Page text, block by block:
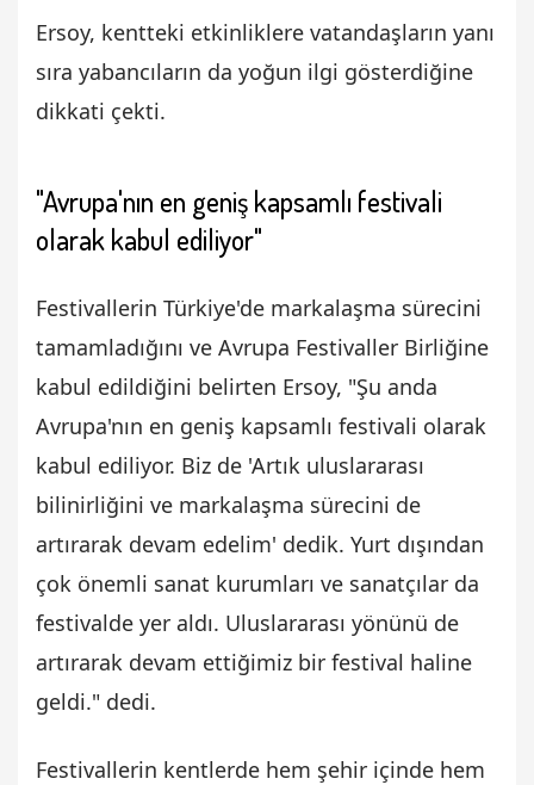
Ersoy, kentteki etkinliklere vatandaşların yanı
sıra yabancıların da yoğun ilgi gösterdiğine
dikkati çekti.
"Avrupa'nın en geniş kapsamlı festivali
olarak kabul ediliyor"
Festivallerin Türkiye'de markalaşma sürecini
tamamladığını ve Avrupa Festivaller Birliğine
kabul edildiğini belirten Ersoy, "Şu anda
Avrupa'nın en geniş kapsamlı festivali olarak
kabul ediliyor. Biz de 'Artık uluslararası
bilinirliğini ve markalaşma sürecini de
artırarak devam edelim' dedik. Yurt dışından
çok önemli sanat kurumları ve sanatçılar da
festivalde yer aldı. Uluslararası yönünü de
artırarak devam ettiğimiz bir festival haline
geldi." dedi.
Festivallerin kentlerde hem şehir içinde hem